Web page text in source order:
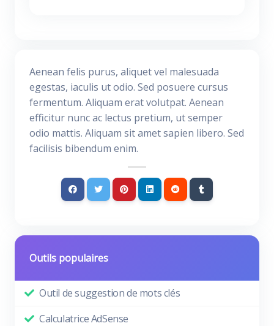
Aenean felis purus, aliquet vel malesuada
egestas, iaculis ut odio. Sed posuere cursus
fermentum. Aliquam erat volutpat. Aenean
efficitur nunc ac lectus pretium, ut semper
odio mattis. Aliquam sit amet sapien libero. Sed
facilisis bibendum enim.
Outils populaires
Outil de suggestion de mots clés
Calculatrice AdSense